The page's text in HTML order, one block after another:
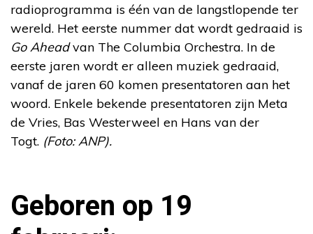
radioprogramma is één van de langstlopende ter
wereld. Het eerste nummer dat wordt gedraaid is
Go Aheadvan The Columbia Orchestra. In de
eerste jaren wordt er alleen muziek gedraaid,
vanaf de jaren 60 komen presentatoren aan het
woord. Enkele bekende presentatoren zijn Meta
de Vries, Bas Westerweel en Hans van der
Togt. (Foto: ANP).
Geboren op 19